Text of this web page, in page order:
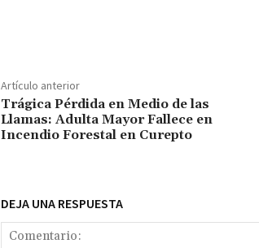
Artículo anterior
Trágica Pérdida en Medio de las
Llamas: Adulta Mayor Fallece en
Incendio Forestal en Curepto
DEJA UNA RESPUESTA